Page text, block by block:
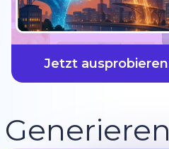
Jetzt ausprobieren
Generieren